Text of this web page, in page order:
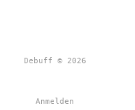
Debuff © 2026
Anmelden